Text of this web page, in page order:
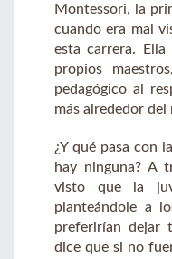
Montessori, la
cuando era mal
esta carrera.
propios
pedagógico al
más alrededor del
¿Y qué pasa con
hay ninguna? A
visto que la
planteándole a
preferirían dejar
dice que si no